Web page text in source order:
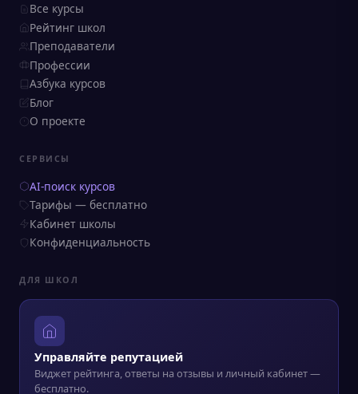
Все курсы
Рейтинг школ
Преподаватели
Профессии
Азбука курсов
Блог
О проекте
СЕРВИСЫ
AI-поиск курсов
Тарифы — бесплатно
Кабинет школы
Конфиденциальность
ДЛЯ ШКОЛ
Управляйте репутацией
Виджет рейтинга, ответы на отзывы и личный кабинет —
бесплатно.